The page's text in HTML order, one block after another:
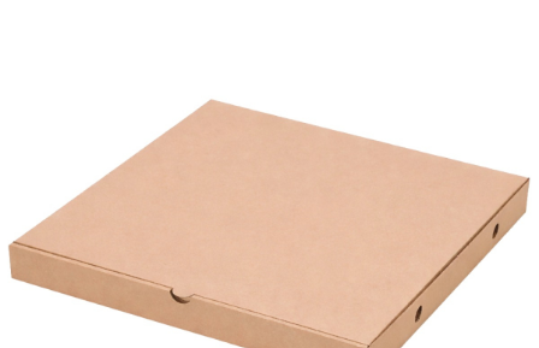
350 x 350 x 35 mm
Материал:коричневая микрогофра
Толщина:
Товар нельзя получить в пункте выдачи.
Цена за 1 штуку